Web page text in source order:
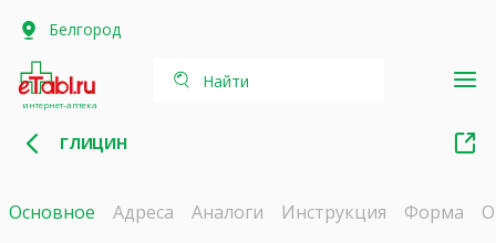
Белгород
интернет-аптека
Найти
ГЛИЦИН
Основное Адреса Аналоги Инструкция Форма